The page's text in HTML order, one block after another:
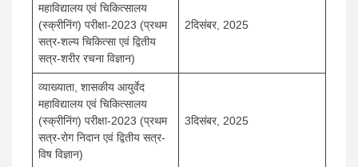
महाविद्यालय एवं चिकित्सालय
(स्क्रीनिंग) परीक्षा-2023 (प्रथम
सत्र-शल्य चिकित्सा एवं द्वितीय
सत्र-शरीर रचना विज्ञान)
2दिसंबर, 2025
व्याख्याता, शासकीय आयुर्वेद
महाविद्यालय एवं चिकित्सालय
(स्क्रीनिंग) परीक्षा-2023 (प्रथम
सत्र-रोग निदान एवं द्वितीय सत्र-
विष विज्ञान)
3दिसंबर, 2025